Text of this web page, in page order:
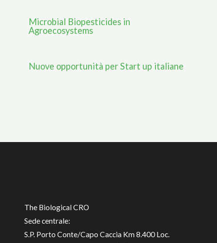
Microbial Biopesticides in
Agroecosystems
Nuove opportunità per Start up italiane
The Biological CRO
Sede centrale:
S.P. Porto Conte/Capo Caccia Km 8.400 Loc.